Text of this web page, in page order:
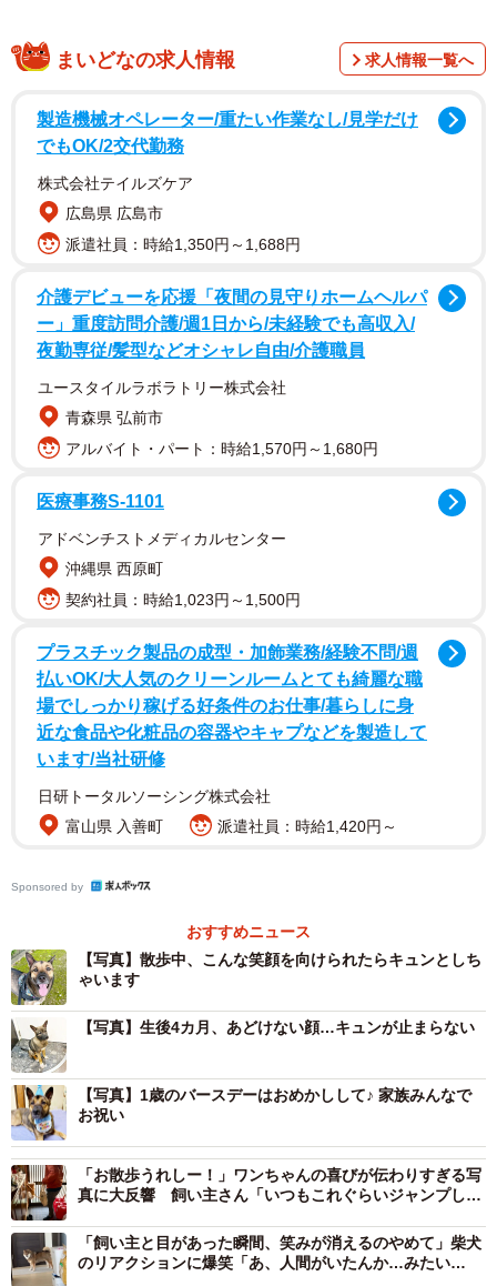
さらにあやさんは続く投稿で「家でもじーっとこっち見て
ることが多い」とコメントしながら、こちらを見上げる優
しい眼差しのばつ丸くんを写した写真も紹介。その穏やか
な瞳の奥には、どんな思いが隠されているのでしょうか。
詳しくお話を伺いました。
家でも外でも、いつも飼い主さんを見つめる理由
飼い主さんを見上げるばつ丸くん。家でもこうしてよく見つめてくれる
そう（画像提供：あやさん）
ーーこの写真は、いつ、どんなシーンで撮ったものなんで
しょう。
「あの写真は田んぼを眺めていたときと、草むらから音が
したときです。散歩中によくこちらを振り返るので、『田
んぼがきれいだね』『虫がいたのかもね』なんて話しなが
ら歩いています」
まいどなの求人情報 求人情報一覧へ
製造機械オペレーター/重たい作業なし/見学だけ
でもOK/2交代勤務
株式会社テイルズケア
広島県 広島市
派遣社員：時給1,350円～1,688円
介護デビューを応援「夜間の見守りホームヘルパ
ー」重度訪問介護/週1日から/未経験でも高収入/
夜勤専従/髪型などオシャレ自由/介護職員
ユースタイルラボラトリー株式会社
青森県 弘前市
アルバイト・パート：時給1,570円～1,680円
医療事務S-1101
アドベンチストメディカルセンター
沖縄県 西原町
契約社員：時給1,023円～1,500円
プラスチック製品の成型・加飾業務/経験不問/週
払いOK/大人気のクリーンルームとても綺麗な職
場でしっかり稼げる好条件のお仕事/暮らしに身
近な食品や化粧品の容器やキャプなどを製造して
います/当社研修
日研トータルソーシング株式会社
富山県 入善町
派遣社員：時給1,420円～
Sponsored by
おすすめニュース
【写真】散歩中、こんな笑顔を向けられたらキュンとしち
ゃいます
【写真】生後4カ月、あどけない顔…キュンが止まらない
【写真】1歳のバースデーはおめかしして♪ 家族みんなで
お祝い
「お散歩うれしー！」ワンちゃんの喜びが伝わりすぎる写
真に大反響 飼い主さん「いつもこれぐらいジャンプして
「飼い主と目があった瞬間、笑みが消えるのやめて」柴犬
のリアクションに爆笑「あ、人間がいたんか…みたい